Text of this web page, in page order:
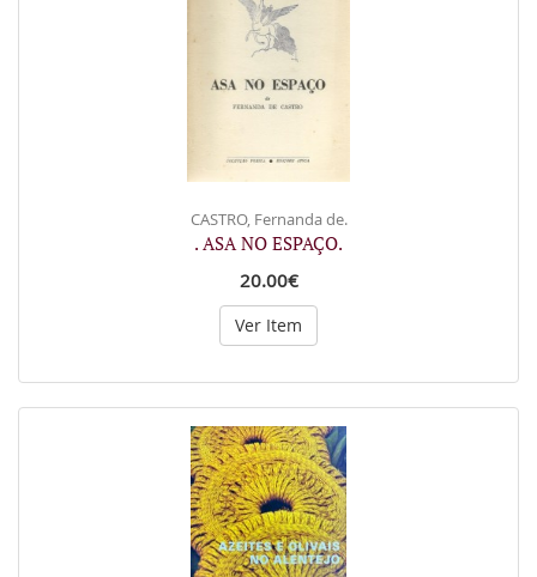
CASTRO, Fernanda de.
. ASA NO ESPAÇO.
20.00€
Ver Item